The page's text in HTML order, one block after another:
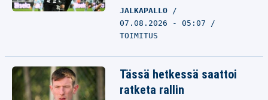
JALKAPALLO
07.08.2026 - 05:07
TOIMITUS
Tässä hetkessä saattoi
ratketa rallin